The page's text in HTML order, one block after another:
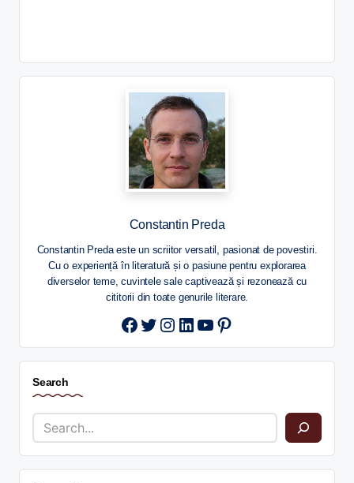
Constantin Preda
Constantin Preda este un scriitor versatil, pasionat de povestiri.
Cu o experiență în literatură și o pasiune pentru explorarea
diverselor teme, cuvintele sale captivează și rezonează cu
cititorii din toate genurile literare.
Twitter
Instagram
LinkedIn
YouTube
Pinterest
Search